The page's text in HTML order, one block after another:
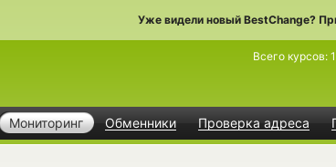
Уже видели новый BestChange?
Мониторинг Обменники Проверка адреса
Всего курсов: